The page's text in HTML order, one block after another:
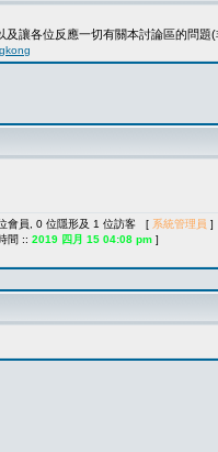
讓各位反應一切有關本討論區的問
會員, 0 位隱形及 1 位訪客 [ 系統管理員 ]
間 :: 2019 四月 15 04:08 pm ]